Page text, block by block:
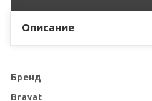
Описание
Бренд
Bravat